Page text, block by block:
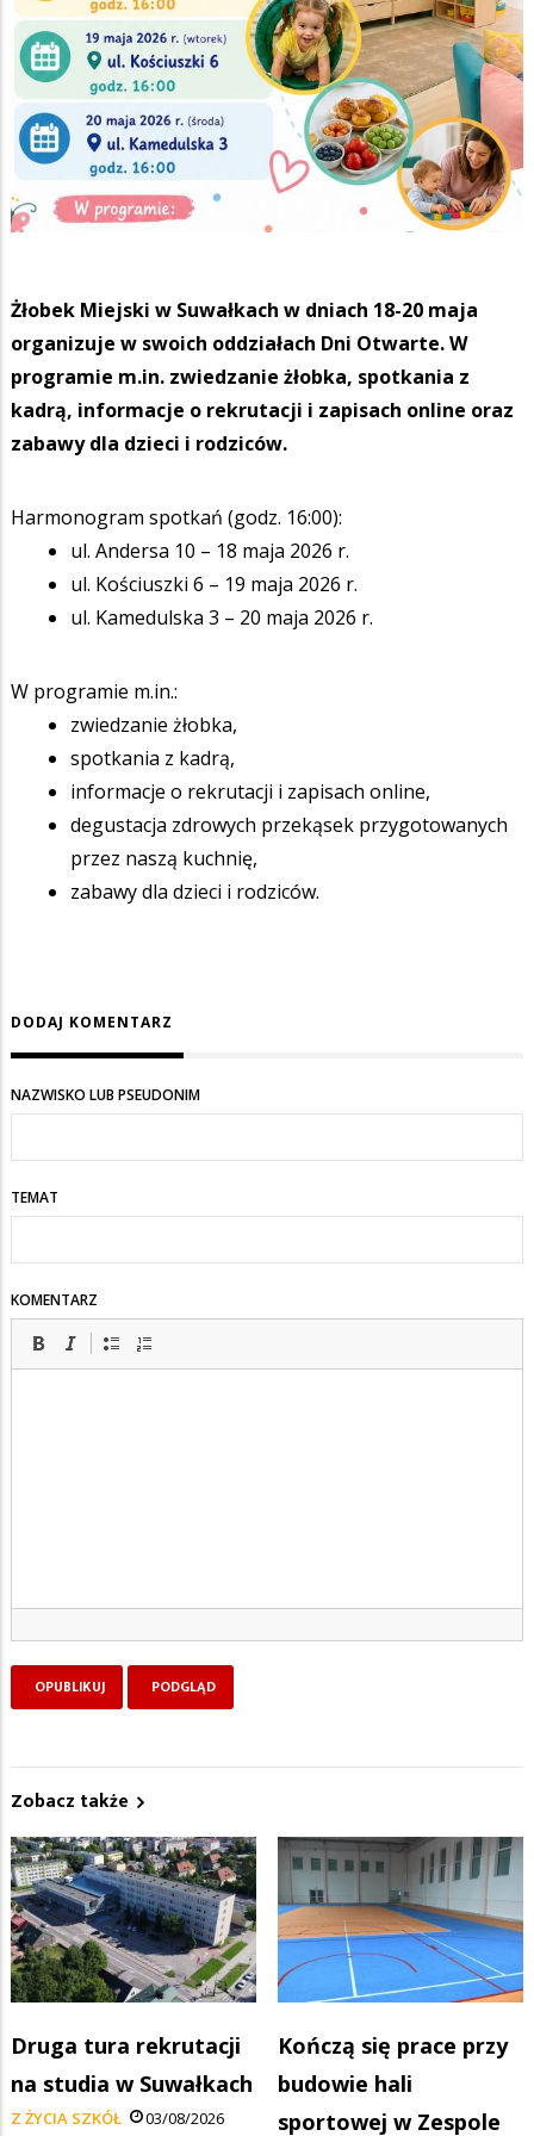
Żłobek Miejski w Suwałkach w dniach 18-20 maja
organizuje w swoich oddziałach Dni Otwarte. W
programie m.in. zwiedzanie żłobka, spotkania z
kadrą, informacje o rekrutacji i zapisach online oraz
zabawy dla dzieci i rodziców.
Harmonogram spotkań (godz. 16:00):
ul. Andersa 10 – 18 maja 2026 r.
ul. Kościuszki 6 – 19 maja 2026 r.
ul. Kamedulska 3 – 20 maja 2026 r.
W programie m.in.:
zwiedzanie żłobka,
spotkania z kadrą,
informacje o rekrutacji i zapisach online,
degustacja zdrowych przekąsek przygotowanych
przez naszą kuchnię,
zabawy dla dzieci i rodziców.
DODAJ KOMENTARZ
NAZWISKO LUB PSEUDONIM
TEMAT
KOMENTARZ
Zobacz także
Druga tura rekrutacji
na studia w Suwałkach
Z ŻYCIA SZKÓŁ 03/08/2026
Kończą się prace przy
budowie hali
sportowej w Zespole